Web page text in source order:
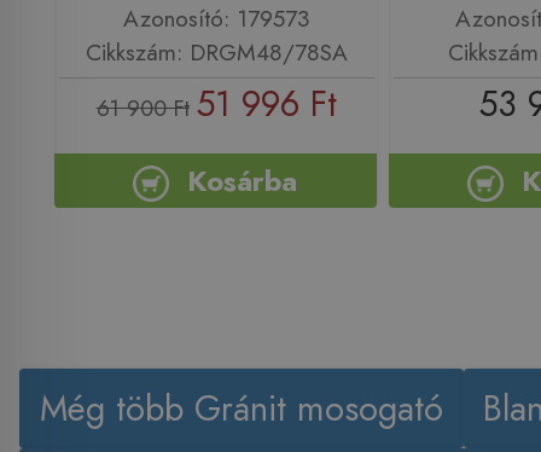
Azonosító: 179573
Cikkszám: DRGM48/78SA
61 900 Ft 51 996 Ft
Kosárba
53
Még több Gránit mosogató